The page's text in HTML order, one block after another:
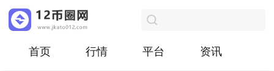
首页 行情 平台 资讯